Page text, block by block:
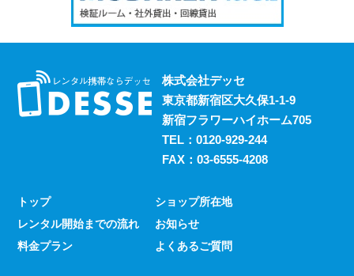
レンタルスマホには通話・通信以外にも様々な利用方法が
あります。 例えば、スマホ用アプリの開発における実機
検証用にスマホのレンタルをお考えの際は、デッセまでご
相談ください。
過去に発生した料金トラブルなど、身の回りの様々な事情
からスマホの利用契約を締結できない、という方は意外に
うな連絡手段となるものは手元にないと何かと手間がかか
るものです。 デッセでは、そういった方であっても気軽
にご契約いただけるレンタルスマホサービスのご案内を行
株式会社デッセ
東京都新宿区大久保1-1-9
新宿フラワーハイホーム705
TEL： 0120-929-244
FAX：03-6555-4208
トップ
レンタル開始までの流れ
料金プラン
ショップ所在地
お知らせ
よくあるご質問